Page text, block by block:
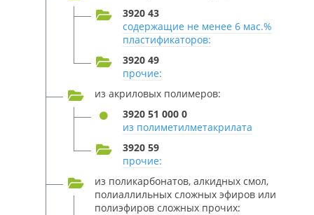
3920 43
содержащие не менее 6 мас.%
пластификаторов:
3920 49
прочие:
из акриловых полимеров:
3920 51 000 0
из полиметилметакрилата
3920 59
прочие:
из поликарбонатов, алкидных смол,
полиаллильных сложных эфиров или
полиэфиров сложных прочих: